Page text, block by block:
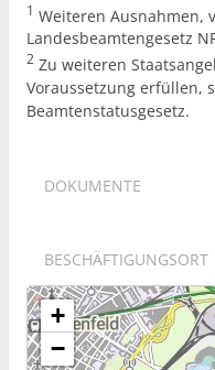
1 Weiteren Ausnahmen,
Landesbeamtengesetz
2 Zu weiteren
Voraussetzung erfüllen,
Beamtenstatusgesetz.
DOKUMENTE
BESCHÄFTIGUNGSORT
+
−